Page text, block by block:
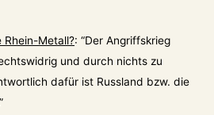
Rhein-Metall?: “Der Angriffskrieg
und durch nichts zu
dafür ist Russland bzw. die
”